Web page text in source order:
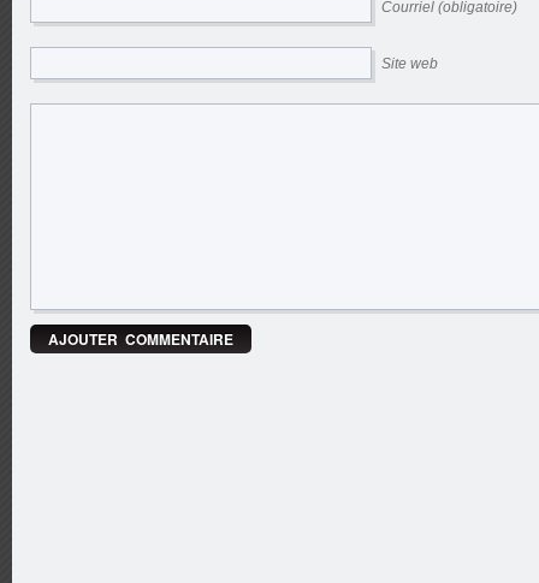
Courriel (obligatoire)
Site web